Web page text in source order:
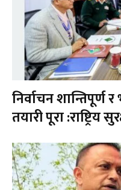
निर्वाचन शान्तिपूर्ण
तयारी पूरा :राष्ट्रिय